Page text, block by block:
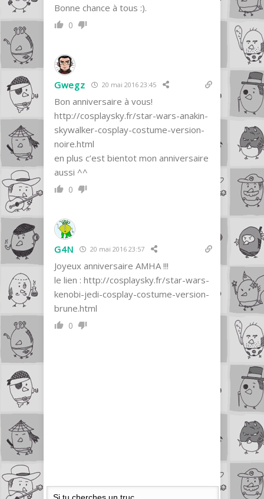
Bonne chance à tous :).
0
Gwegz 20 mai 2016 23:45
Bon anniversaire à vous!
http://cosplaysky.fr/star-wars-anakin-
skywalker-cosplay-costume-version-
noire.html
en plus c’est bientot mon anniversaire
aussi ^^
0
G4N 20 mai 2016 23:57
Joyeux anniversaire AMHA !!!
le lien : http://cosplaysky.fr/star-wars-
kenobi-jedi-cosplay-costume-version-
brune.html
0